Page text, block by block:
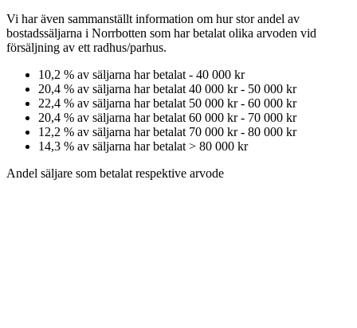
Vi har även sammanställt information om hur stor andel av
bostadssäljarna i Norrbotten som har betalat olika arvoden vid
försäljning av ett radhus/parhus.
10,2 % av säljarna har betalat - 40 000 kr
20,4 % av säljarna har betalat 40 000 kr- 50 000 kr
22,4 % av säljarna har betalat 50 000 kr- 60 000 kr
20,4 % av säljarna har betalat 60 000 kr- 70 000 kr
12,2 % av säljarna har betalat 70 000 kr- 80 000 kr
14,3 % av säljarna har betalat > 80 000 kr
Andel säljare som betalat respektive arvode